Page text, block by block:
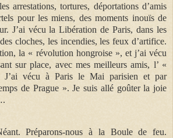
arrestations, tortures, déportations d’amis
pour les miens, des moments inouïs de
J’ai vécu la Libération de Paris, dans les
cloches, les incendies, les feux d’artifice.
la « révolution hongroise », et j’ai vécu
sur place, avec mes meilleurs amis, l’ «
J’ai vécu à Paris le Mai parisien et par
de Prague ». Je suis allé goûter la joie
Préparons-nous à la Boule de feu.